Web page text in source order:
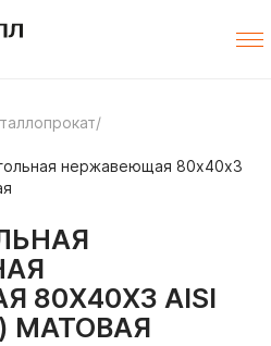
/
нержавеющая 80х40х3
80Х40Х3 AISI
МАТОВАЯ